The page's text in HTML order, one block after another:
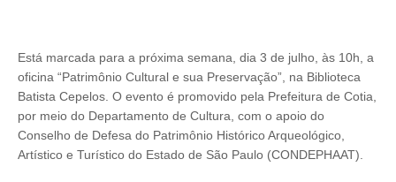
Está marcada para a próxima semana, dia 3 de julho, às 10h, a
oficina “Patrimônio Cultural e sua Preservação”, na Biblioteca
Batista Cepelos. O evento é promovido pela Prefeitura de Cotia,
por meio do Departamento de Cultura, com o apoio do
Conselho de Defesa do Patrimônio Histórico Arqueológico,
Artístico e Turístico do Estado de São Paulo (CONDEPHAAT).